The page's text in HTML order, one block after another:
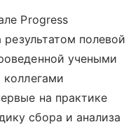
Progress
результатом полевой
учеными
коллегами
на практике
сбора и анализа